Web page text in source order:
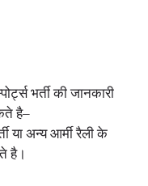
भर्ती की जानकारी
है–
या अन्य आर्मी रैली के
है।